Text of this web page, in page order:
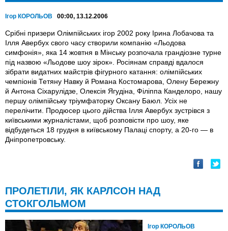
Ігор КОРОЛЬОВ 00:00, 13.12.2006
Срібні призери Олімпійських ігор 2002 року Ірина Лобачова та
Ілля Авербух свого часу створили компанію «Льодова
симфонія», яка 14 жовтня в Мінську розпочала грандіозне турне
під назвою «Льодове шоу зірок». Росіянам справді вдалося
зібрати видатних майстрів фігурного катання: олімпійських
чемпіонів Тетяну Навку й Романа Костомарова, Олену Бережну
й Антона Сіхарулідзе, Олексія Ягудіна, Філіппа Канделоро, нашу
першу олімпійську тріумфаторку Оксану Баюл. Усіх не
перелічити. Продюсер цього дійства Ілля Авербух зустрівся з
київськими журналістами, щоб розповісти про шоу, яке
відбудеться 18 грудня в київському Палаці спорту, а 20-го — в
Дніпропетровську.
ПРОЛЕТІЛИ, ЯК КАРЛСОН НАД
СТОКГОЛЬМОМ
Ігор КОРОЛЬОВ